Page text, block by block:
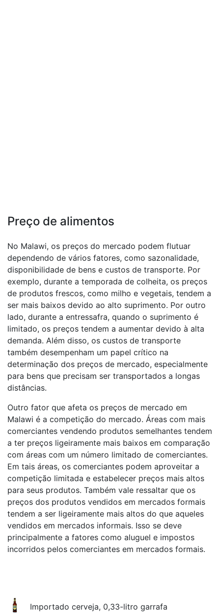
Preço de alimentos
No Malawi, os preços do mercado podem flutuar
dependendo de vários fatores, como sazonalidade,
disponibilidade de bens e custos de transporte. Por
exemplo, durante a temporada de colheita, os preços
de produtos frescos, como milho e vegetais, tendem a
ser mais baixos devido ao alto suprimento. Por outro
lado, durante a entressafra, quando o suprimento é
limitado, os preços tendem a aumentar devido à alta
demanda. Além disso, os custos de transporte
também desempenham um papel crítico na
determinação dos preços de mercado, especialmente
para bens que precisam ser transportados a longas
distâncias.
Outro fator que afeta os preços de mercado em
Malawi é a competição do mercado. Áreas com mais
comerciantes vendendo produtos semelhantes tendem
a ter preços ligeiramente mais baixos em comparação
com áreas com um número limitado de comerciantes.
Em tais áreas, os comerciantes podem aproveitar a
competição limitada e estabelecer preços mais altos
para seus produtos. Também vale ressaltar que os
preços dos produtos vendidos em mercados formais
tendem a ser ligeiramente mais altos do que aqueles
vendidos em mercados informais. Isso se deve
principalmente a fatores como aluguel e impostos
incorridos pelos comerciantes em mercados formais.
Importado cerveja, 0,33-litro garrafa